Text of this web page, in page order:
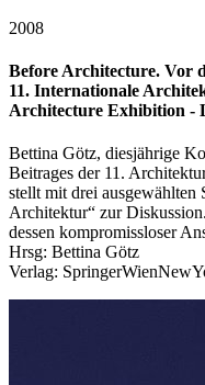
2008
Before Architecture. Vor
11. Internationale
Architecture Exhibition -
Bettina Götz, diesjährige
Beitrages der 11.
stellt mit drei ausgewählten
Architektur“ zur
dessen kompromissloser
Hrsg: Bettina Götz
Verlag: